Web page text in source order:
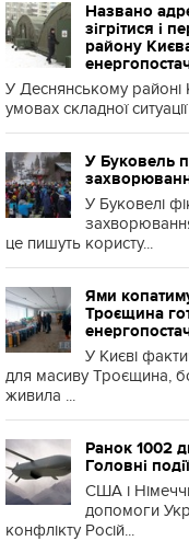
Названо
зігрітися і
району
У Деснянському районі
умовах складної
У Буковель
У Буковелі
це пишуть користу...
Ями
Троєщина
У Києві
для масиву Троєщина,
живила ...
Ранок 1002
Головні події
США і
допомоги
конфлікту Росій...